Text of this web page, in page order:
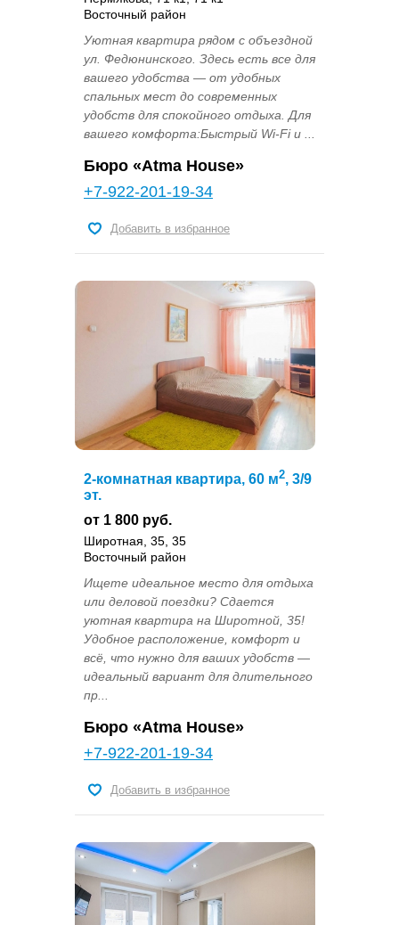
Восточный район
Уютная квартира рядом с объездной
ул. Федюнинского. Здесь есть все для
вашего удобства — от удобных
спальных мест до современных
удобств для спокойного отдыха. Для
вашего комфорта:Быстрый Wi-Fi и ...
Бюро «Atma House»
+7-922-201-19-34
Добавить в избранное
2-комнатная квартира, 60 м2, 3/9
эт.
от 1 800 руб.
Широтная, 35, 35
Восточный район
Ищете идеальное место для отдыха
или деловой поездки? Сдается
уютная квартира на Широтной, 35!
Удобное расположение, комфорт и
всё, что нужно для ваших удобств —
идеальный вариант для длительного
пр...
Бюро «Atma House»
+7-922-201-19-34
Добавить в избранное